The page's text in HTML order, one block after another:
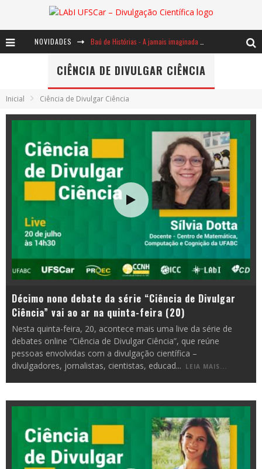
NOVIDADES
CIÊNCIA DE DIVULGAR CIÊNCIA
Inicial Ciência de Divulgar Ciência
Décimo nono debate da série “Ciência de Divulgar
Ciência” vai ao ar na quinta-feira (20)
Nesta quinta-feira, 20, acontece mais uma live da série de
debates online “Ciência de Divulgar Ciência”, que reúne
pessoas envolvidas com a divulgação científica –
divulgadores, jornalistas, cientistas, educad... LEIA MAIS...